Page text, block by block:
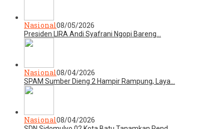
Nasional08/05/2026
Presiden LIRA Andi Syafrani Ngopi Bareng…
Nasional08/04/2026
SPAM Sumber Dieng 2 Hampir Rampung, Laya…
Nasional08/04/2026